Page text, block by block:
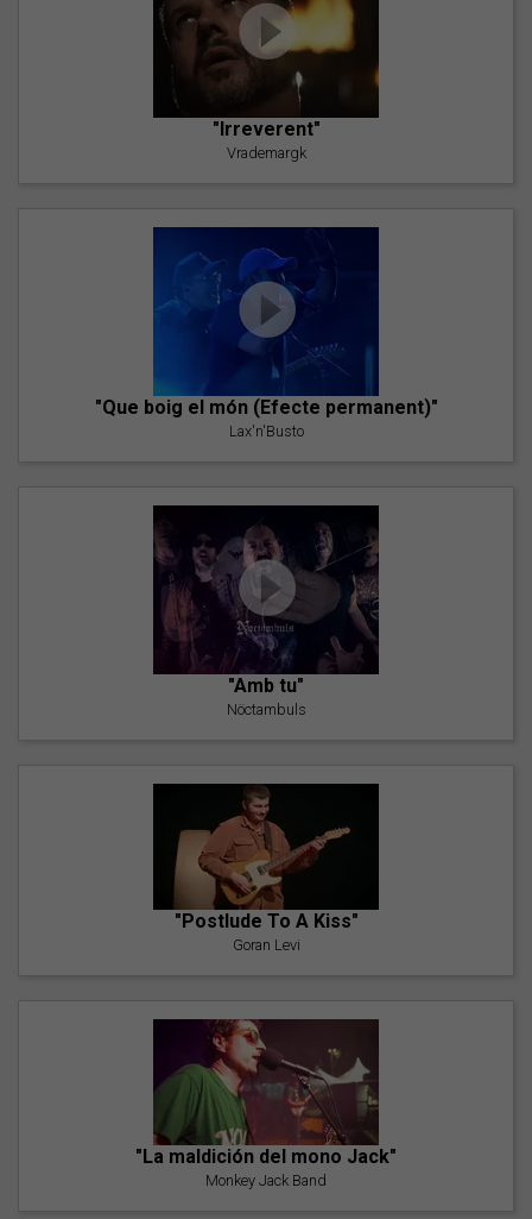
"Irreverent"
Vrademargk
"Que boig el món (Efecte permanent)"
Lax'n'Busto
"Amb tu"
Nöctambuls
"Postlude To A Kiss"
Goran Levi
"La maldición del mono Jack"
Monkey Jack Band